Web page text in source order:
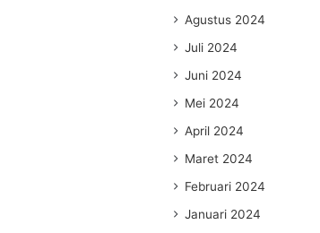
Agustus 2024
Juli 2024
Juni 2024
Mei 2024
April 2024
Maret 2024
Februari 2024
Januari 2024